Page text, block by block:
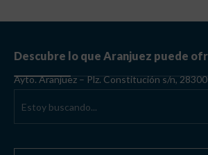
Descubre lo que Aranjuez puede
Ayto. Aranjuez – Plz. Constitución s/n,